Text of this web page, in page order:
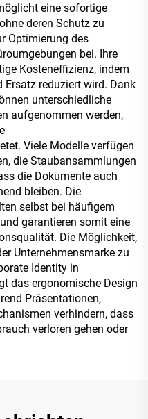
eine sofortige
deren Schutz zu
Optimierung des
bei. Ihre
Kosteneffizienz, indem
Ersatz reduziert wird. Dank
unterschiedliche
aufgenommen werden,
Viele Modelle verfügen
die Staubansammlungen
die Dokumente auch
bleiben. Die
selbst bei häufigem
garantieren somit eine
Die Möglichkeit,
Unternehmensmarke zu
Identity in
das ergonomische Design
Präsentationen,
verhindern, dass
verloren gehen oder